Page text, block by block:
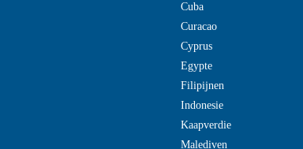
Cuba
Curacao
Cyprus
Egypte
Filipijnen
Indonesie
Kaapverdie
Malediven